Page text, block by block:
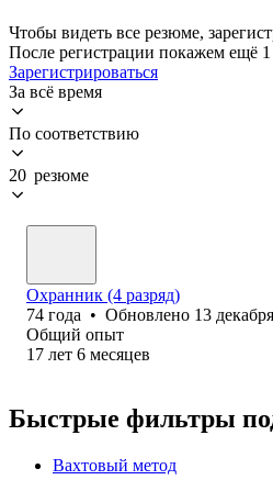
Чтобы видеть все резюме,
После регистрации покажем ещё
Зарегистрироваться
За всё время
По соответствию
20 резюме
Охранник (4 разряд)
74 года • Обновлено 13
Общий опыт
17 лет 6 месяцев
Быстрые фильтры
Вахтовый метод